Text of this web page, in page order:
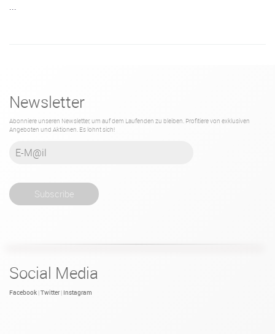
Newsletter
Abonniere unseren Newsletter, um auf dem Laufenden zu bleiben. Profitiere von exklusiven
Angeboten und Aktionen. Es lohnt sich!
Social Media
Facebook |Twitter| Instagram